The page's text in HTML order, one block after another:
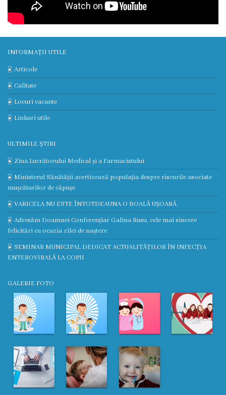
naționale
Informație
medicală
utilă
Publicații
proprii
Clinica
universitară
Prezentare
generală
Studenți/Rezidenți
Publicații
Părinților
Media
Apariții
în
presă
INFORMAȚII UTILE
Articole
Calitate
Locuri vacante
Linkuri utile
ULTIMILE ȘTIRI
Ziua Lucrătorului Medical și a Farmacistului
Ministerul Sănătății avertizează populația despre riscurile asociate
mușcăturilor de căpușe
VARICELA NU ESTE ÎNTOTDEAUNA O BOALĂ UȘOARĂ
Adresăm Doamnei Conferențiar Galina Rusu, cele mai sincere
felicitări cu ocazia zilei de naștere
SEMINAR MUNICIPAL DEDICAT ACTUALITĂȚILOR ÎN INFECȚIA
ENTEROVIRALĂ LA COPII
GALERIE FOTO